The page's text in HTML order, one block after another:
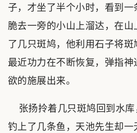
子，才坐了半个小时，看到
脆去一旁的小山上溜达，在
了几只斑鸠，他利用石子将
最近功力在不断恢复，弹指
欲的施展出来。
张扬拎着几只斑鸠回到水库
钓上了几条鱼，天池先生却一